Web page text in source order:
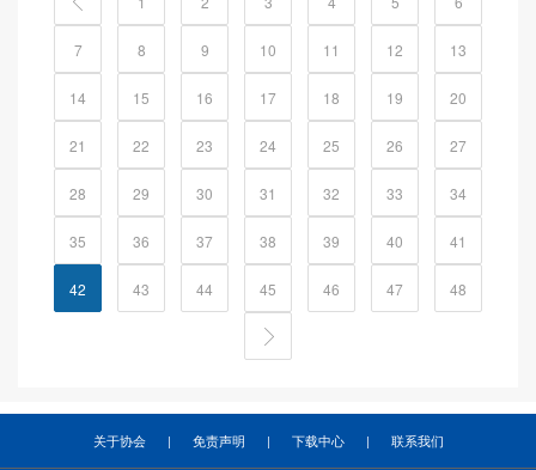
7 8 9 10 11 12 13
14 15 16 17 18 19 20
21 22 23 24 25 26 27
28 29 30 31 32 33 34
35 36 37 38 39 40 41
42 43 44 45 46 47 48
关于协会 | 免责声明 | 下载中心 | 联系我们